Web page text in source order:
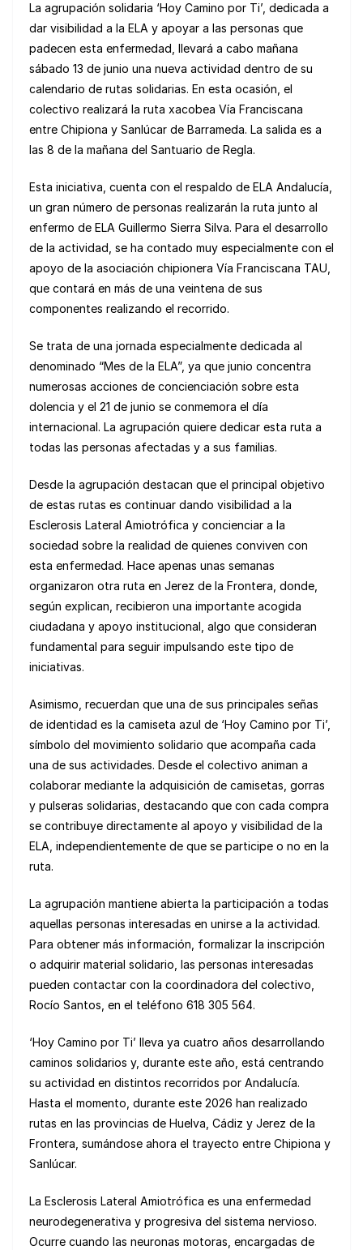
at
s
A
p
p
c
e
b
o
o
k
ail e
gr
a
m
e
s
k
y
C
h
at
n
e
a
m
e
m
La agrupación solidaria ‘Hoy Camino por Ti’, dedicada a
dar visibilidad a la ELA y apoyar a las personas que
padecen esta enfermedad, llevará a cabo mañana
sábado 13 de junio una nueva actividad dentro de su
calendario de rutas solidarias. En esta ocasión, el
colectivo realizará la ruta xacobea Vía Franciscana
entre Chipiona y Sanlúcar de Barrameda. La salida es a
las 8 de la mañana del Santuario de Regla.
Esta iniciativa, cuenta con el respaldo de ELA Andalucía,
un gran número de personas realizarán la ruta junto al
enfermo de ELA Guillermo Sierra Silva. Para el desarrollo
de la actividad, se ha contado muy especialmente con el
apoyo de la asociación chipionera Vía Franciscana TAU,
que contará en más de una veintena de sus
componentes realizando el recorrido.
Se trata de una jornada especialmente dedicada al
denominado “Mes de la ELA”, ya que junio concentra
numerosas acciones de concienciación sobre esta
dolencia y el 21 de junio se conmemora el día
internacional. La agrupación quiere dedicar esta ruta a
todas las personas afectadas y a sus familias.
Desde la agrupación destacan que el principal objetivo
de estas rutas es continuar dando visibilidad a la
Esclerosis Lateral Amiotrófica y concienciar a la
sociedad sobre la realidad de quienes conviven con
esta enfermedad. Hace apenas unas semanas
organizaron otra ruta en Jerez de la Frontera, donde,
según explican, recibieron una importante acogida
ciudadana y apoyo institucional, algo que consideran
fundamental para seguir impulsando este tipo de
iniciativas.
Asimismo, recuerdan que una de sus principales señas
de identidad es la camiseta azul de ‘Hoy Camino por Ti’,
símbolo del movimiento solidario que acompaña cada
una de sus actividades. Desde el colectivo animan a
colaborar mediante la adquisición de camisetas, gorras
y pulseras solidarias, destacando que con cada compra
se contribuye directamente al apoyo y visibilidad de la
ELA, independientemente de que se participe o no en la
ruta.
La agrupación mantiene abierta la participación a todas
aquellas personas interesadas en unirse a la actividad.
Para obtener más información, formalizar la inscripción
o adquirir material solidario, las personas interesadas
pueden contactar con la coordinadora del colectivo,
Rocío Santos, en el teléfono 618 305 564.
‘Hoy Camino por Ti’ lleva ya cuatro años desarrollando
caminos solidarios y, durante este año, está centrando
su actividad en distintos recorridos por Andalucía.
Hasta el momento, durante este 2026 han realizado
rutas en las provincias de Huelva, Cádiz y Jerez de la
Frontera, sumándose ahora el trayecto entre Chipiona y
Sanlúcar.
La Esclerosis Lateral Amiotrófica es una enfermedad
neurodegenerativa y progresiva del sistema nervioso.
Ocurre cuando las neuronas motoras, encargadas de